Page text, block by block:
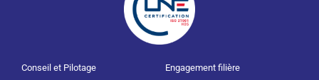
Conseil et Pilotage Engagement filière